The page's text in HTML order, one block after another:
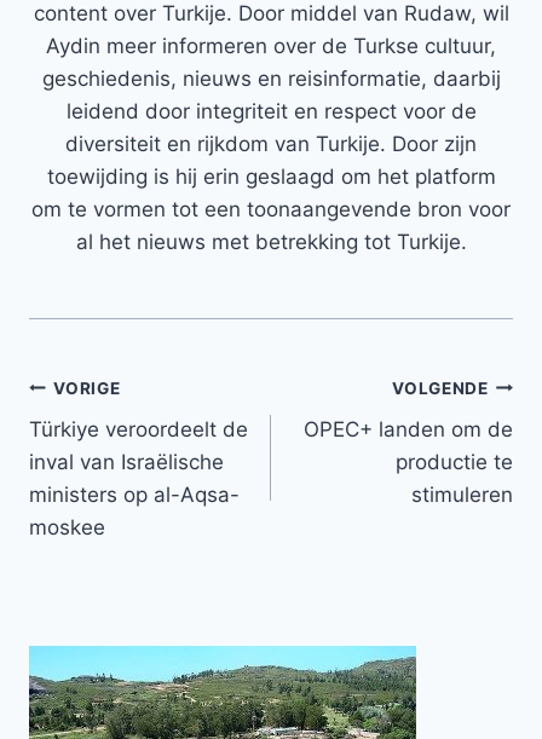
content over Turkije. Door middel van Rudaw, wil
Aydin meer informeren over de Turkse cultuur,
geschiedenis, nieuws en reisinformatie, daarbij
leidend door integriteit en respect voor de
diversiteit en rijkdom van Turkije. Door zijn
toewijding is hij erin geslaagd om het platform
om te vormen tot een toonaangevende bron voor
al het nieuws met betrekking tot Turkije.
Bericht
navigatie
VORIGE
Türkiye veroordeelt de
inval van Israëlische
ministers op al-Aqsa-
moskee
VOLGENDE
OPEC+ landen om de
productie te
stimuleren